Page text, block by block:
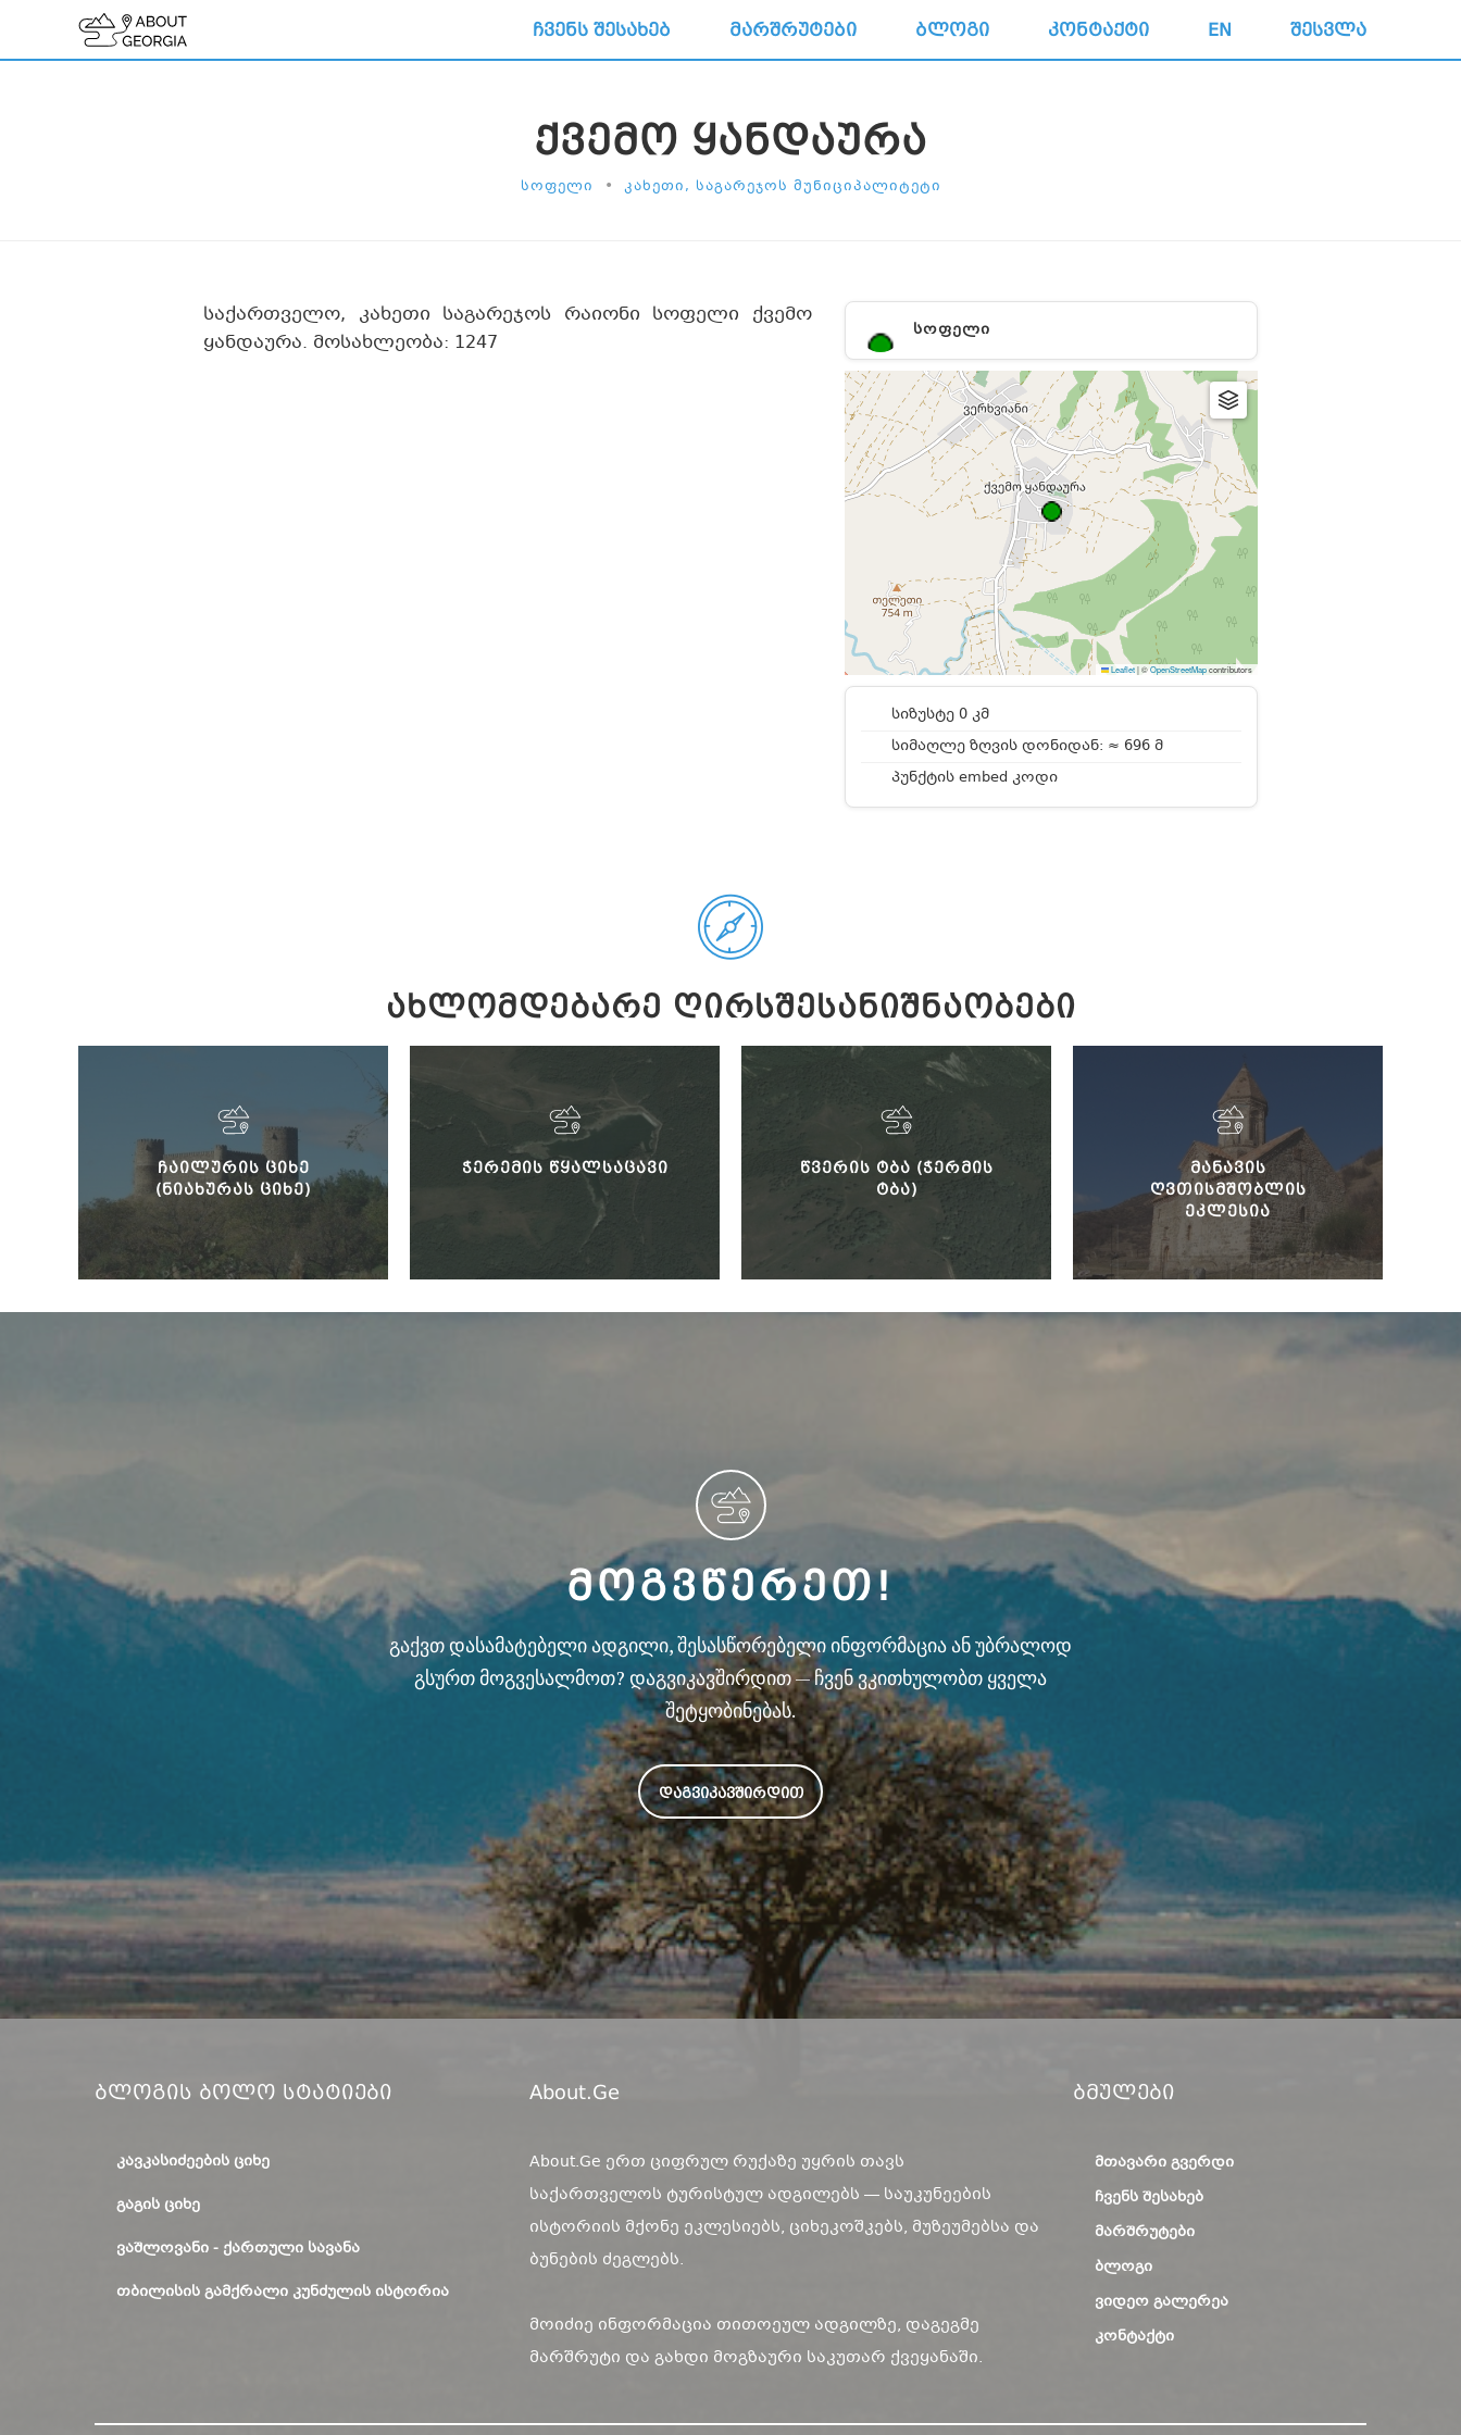
ᲩᲕᲔᲜᲡ ᲨᲔᲡᲐᲮᲔᲑ ᲛᲐᲠᲨᲠᲣᲢᲔᲑᲘ ᲑᲚᲝᲒᲘ ᲙᲝᲜᲢᲐᲥᲢᲘ EN ᲨᲔᲡᲕᲚᲐ
ᲥᲕᲔᲛᲝ ᲧᲐᲜᲓᲐᲣᲠᲐ
ᲡᲝᲤᲔᲚᲘ • ᲙᲐᲮᲔᲗᲘ, ᲡᲐᲒᲐᲠᲔᲯᲝᲡ ᲛᲣᲜᲘᲪᲘᲞᲐᲚᲘᲢᲔᲢᲘ
ᲡᲝᲤᲔᲚᲘ
Leaflet|©OpenStreetMapcontributors
სიზუსტე 0 კმ
სიმაღლე ზღვის დონიდან: ≈ 696 მ
პუნქტის embed კოდი
საქართველო, კახეთი საგარეჯოს რაიონი სოფელი ქვემო
ყანდაურა. მოსახლეობა: 1247
ᲐᲮᲚᲝᲛᲓᲔᲑᲐᲠᲔ ᲦᲘᲠᲡᲨᲔᲡᲐᲜᲘᲨᲜᲐᲝᲑᲔᲑᲘ
ᲩᲐᲘᲚᲣᲠᲘᲡ ᲪᲘᲮᲔ
(ᲜᲘᲐᲮᲣᲠᲐᲡ ᲪᲘᲮᲔ)
ᲭᲔᲠᲔᲛᲘᲡ ᲬᲧᲐᲚᲡᲐᲪᲐᲕᲘ
ᲬᲕᲔᲠᲘᲡ ᲢᲑᲐ (ᲭᲔᲠᲛᲘᲡ
ᲢᲑᲐ)
ᲛᲐᲜᲐᲕᲘᲡ
ᲦᲕᲗᲘᲡᲛᲨᲝᲑᲚᲘᲡ
ᲔᲙᲚᲔᲡᲘᲐ
ᲛᲝᲒᲕᲬᲔᲠᲔᲗ!
გაქვთ დასამატებელი ადგილი, შესასწორებელი ინფორმაცია ან უბრალოდ
გსურთ მოგვესალმოთ? დაგვიკავშირდით — ჩვენ ვკითხულობთ ყველა
შეტყობინებას.
ᲓᲐᲒᲕᲘᲙᲐᲕᲨᲘᲠᲓᲘᲗ
Ბლოგის Ბოლო Სტატიები
ᲙᲐᲕᲙᲐᲡᲘᲫᲔᲔᲑᲘᲡ ᲪᲘᲮᲔ
ᲒᲐᲒᲘᲡ ᲪᲘᲮᲔ
ᲕᲐᲨᲚᲝᲕᲐᲜᲘ - ᲥᲐᲠᲗᲣᲚᲘ ᲡᲐᲕᲐᲜᲐ
ᲗᲑᲘᲚᲘᲡᲘᲡ ᲒᲐᲛᲥᲠᲐᲚᲘ ᲙᲣᲜᲫᲣᲚᲘᲡ ᲘᲡᲢᲝᲠᲘᲐ
About.ge
About.Ge ერთ ციფრულ რუქაზე უყრის თავს
საქართველოს ტურისტულ ადგილებს — საუკუნეების
ისტორიის მქონე ეკლესიებს, ციხეკოშკებს, მუზეუმებსა და
ბუნების ძეგლებს.
მოიძიე ინფორმაცია თითოეულ ადგილზე, დაგეგმე
მარშრუტი და გახდი მოგზაური საკუთარ ქვეყანაში.
Ბმულები
ᲛᲗᲐᲕᲐᲠᲘ ᲒᲕᲔᲠᲓᲘ
ᲩᲕᲔᲜᲡ ᲨᲔᲡᲐᲮᲔᲑ
ᲛᲐᲠᲨᲠᲣᲢᲔᲑᲘ
ᲑᲚᲝᲒᲘ
ᲕᲘᲓᲔᲝ ᲒᲐᲚᲔᲠᲔᲐ
ᲙᲝᲜᲢᲐᲥᲢᲘ